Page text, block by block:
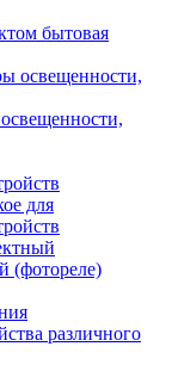
бытовая
для
(фотореле)